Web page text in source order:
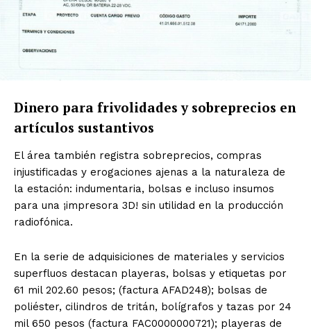
Dinero para frivolidades y sobreprecios en
artículos sustantivos
El área también registra sobreprecios, compras
injustificadas y erogaciones ajenas a la naturaleza de
la estación: indumentaria, bolsas e incluso insumos
para una ¡impresora 3D! sin utilidad en la producción
radiofónica.
En la serie de adquisiciones de materiales y servicios
superfluos destacan playeras, bolsas y etiquetas por
61 mil 202.60 pesos; (factura AFAD248); bolsas de
poliéster, cilindros de tritán, bolígrafos y tazas por 24
mil 650 pesos (factura FAC0000000721); playeras de